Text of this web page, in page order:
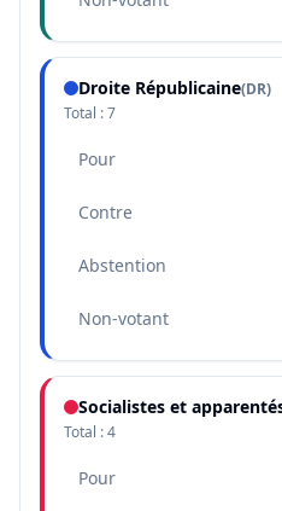
Droite Républicaine(DR)
Total :7
Pour
Contre
Abstention
Non-votant
Socialistes et
Total :4
Pour